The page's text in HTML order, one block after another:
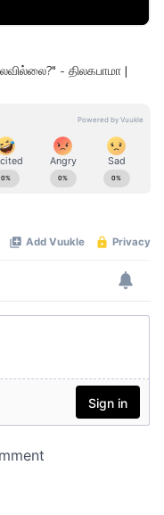
- திலகபாமா |